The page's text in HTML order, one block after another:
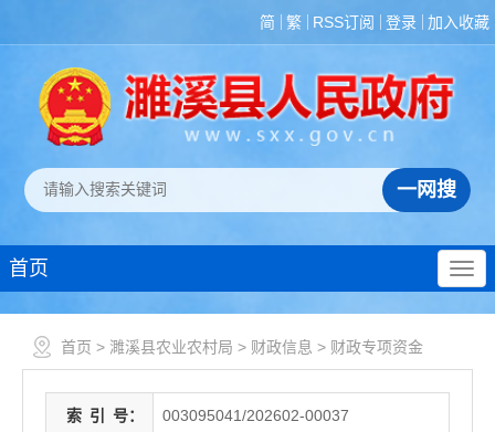
简 繁 RSS订阅 登录 加入收藏
首页
首页 > 濉溪县农业农村局 > 财政信息 > 财政专项资金
索 引 号： 003095041/202602-00037